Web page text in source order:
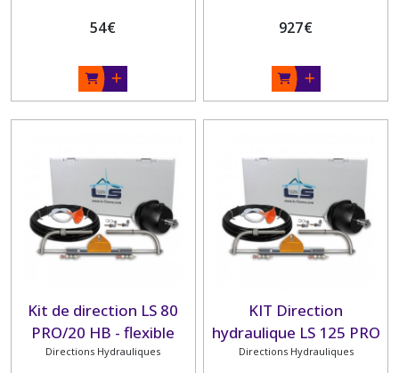
54€ 927€
Kit de direction LS 80
PRO/20 HB - flexible
12m - 40-60ch Suzuki
Directions Hydrauliques
KIT Direction
hydraulique LS 125 PRO
Directions Hydrauliques